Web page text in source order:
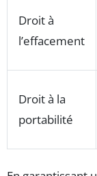
Droit à
l’effacement
Droit à la
portabilité